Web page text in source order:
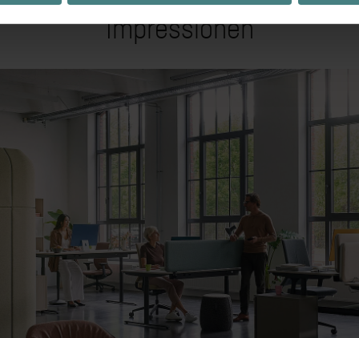
Impressionen